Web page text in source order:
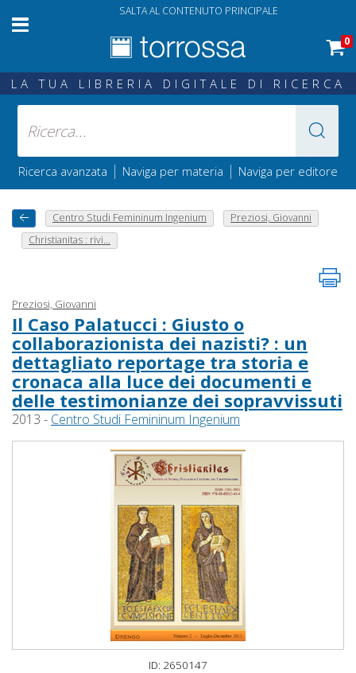
SALTA AL CONTENUTO PRINCIPALE
0
LA TUA LIBRERIA DIGITALE DI RICERCA
Ricerca avanzata | Naviga per materia | Naviga per editore
Centro Studi Femininum Ingenium
Preziosi, Giovanni
Christianitas : rivi...
Preziosi, Giovanni
Il Caso Palatucci : Giusto o
collaborazionista dei nazisti? : un
dettagliato reportage tra storia e
cronaca alla luce dei documenti e
delle testimonianze dei sopravvissuti
2013 - Centro Studi Femininum Ingenium
ID: 2650147